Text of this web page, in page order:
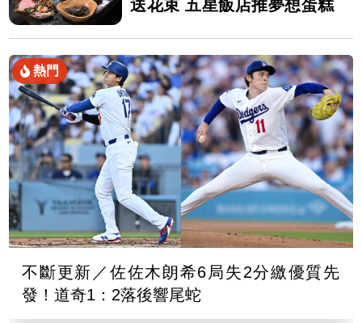
送花束 五星飯店推夢想蛋糕
熱門
不斷更新／佐佐木朗希6局失2分繳優質先
發！道奇1：2落後響尾蛇